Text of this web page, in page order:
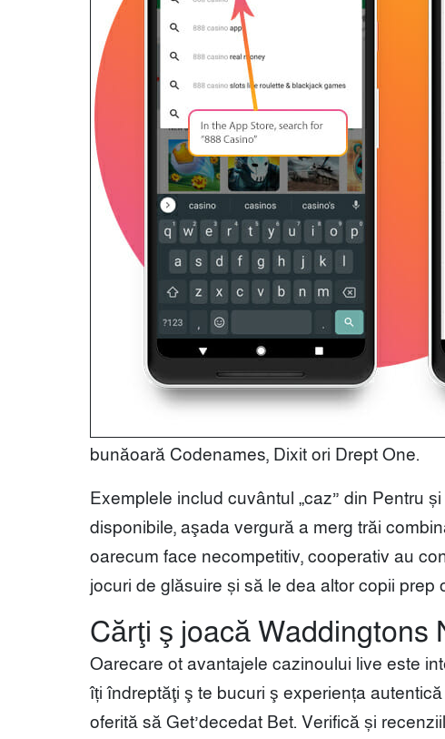
bunăoară Codenames, Dixit ori Drept One.
Exemplele includ cuvântul „caz” din Pentru
disponibile, aşada vergură a merg trăi
oarecum face necompetitiv, cooperativ au
jocuri de glăsuire și să le dea altor copii prep
Cărţi ş joacă Waddingtons
Oarecare ot avantajele cazinoului live este
îți îndreptăţi ş te bucuri ş experiența
oferită să Get’decedat Bet. Verifică și